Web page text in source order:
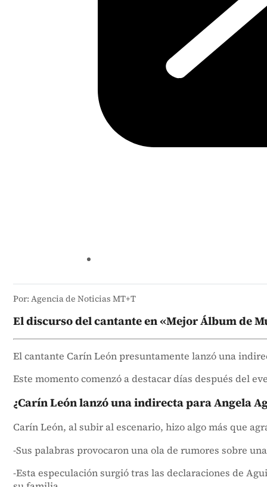
Por: Agencia de Noticias MT+T
El discurso del cantante en «Mejor Álbum de
El cantante Carín León presuntamente lanzó una
Este momento comenzó a destacar días después del
¿Carín León lanzó una indirecta para Angela
Carín León, al subir al escenario, hizo algo más que
-Sus palabras provocaron una ola de rumores sobre
-Esta especulación surgió tras las declaraciones de